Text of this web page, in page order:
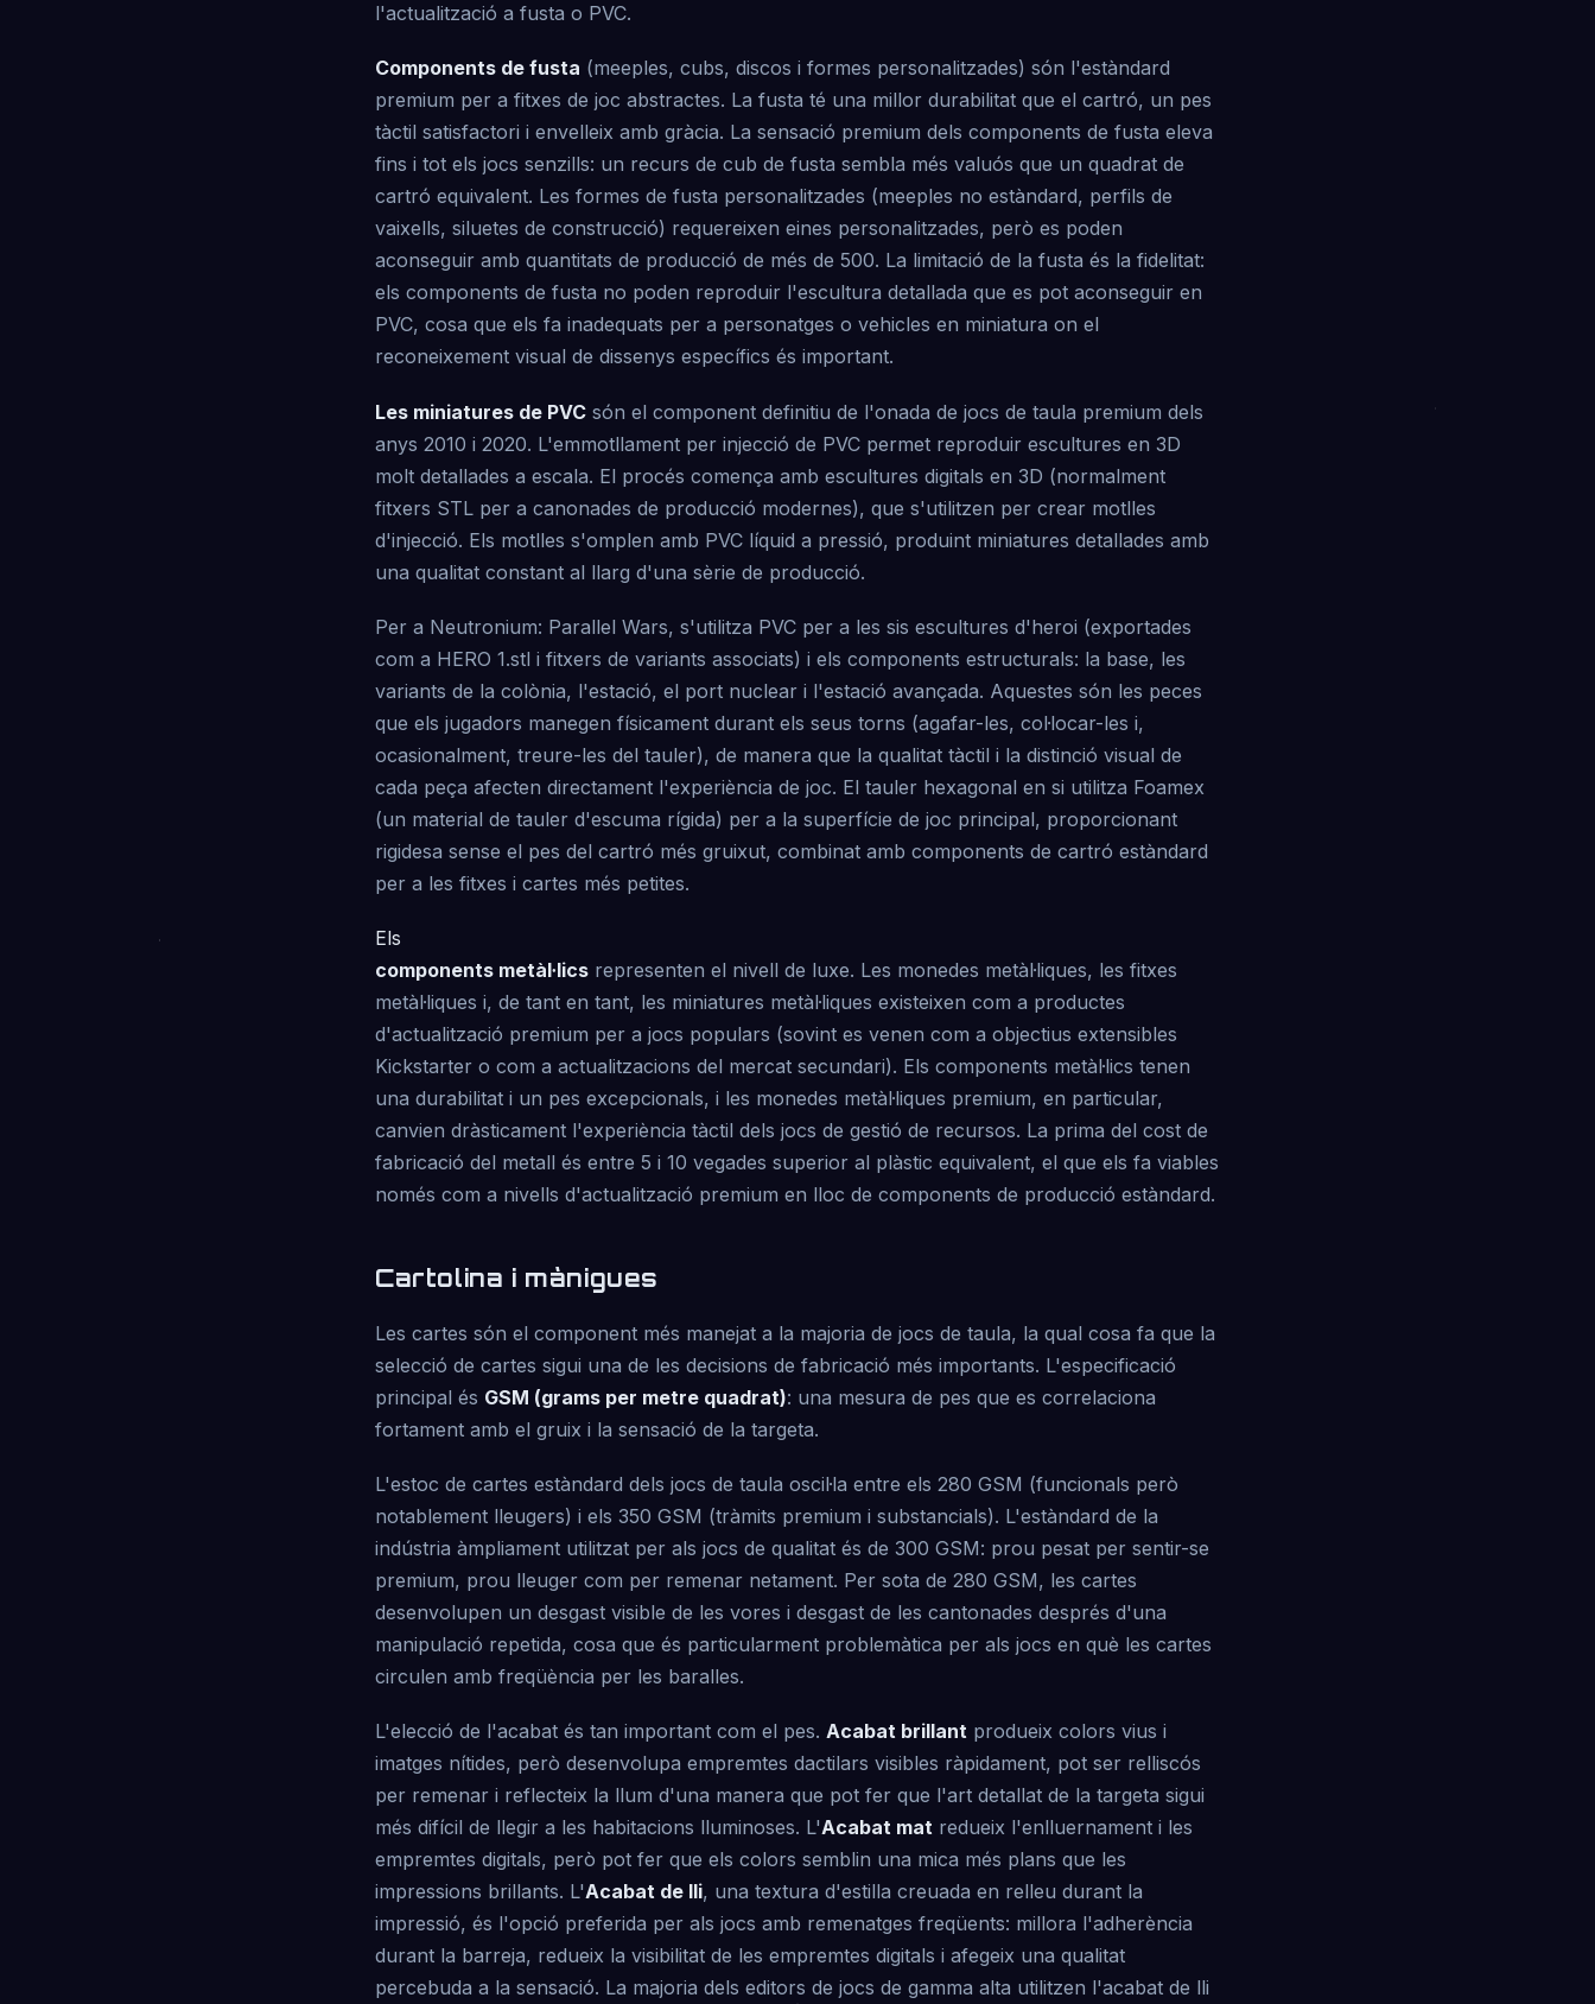
l'actualització a fusta o PVC.
Components de fusta (meeples, cubs, discos i formes personalitzades) són l'estàndard
premium per a fitxes de joc abstractes. La fusta té una millor durabilitat que el cartró, un pes
tàctil satisfactori i envelleix amb gràcia. La sensació premium dels components de fusta eleva
fins i tot els jocs senzills: un recurs de cub de fusta sembla més valuós que un quadrat de
cartró equivalent. Les formes de fusta personalitzades (meeples no estàndard, perfils de
vaixells, siluetes de construcció) requereixen eines personalitzades, però es poden
aconseguir amb quantitats de producció de més de 500. La limitació de la fusta és la fidelitat:
els components de fusta no poden reproduir l'escultura detallada que es pot aconseguir en
PVC, cosa que els fa inadequats per a personatges o vehicles en miniatura on el
reconeixement visual de dissenys específics és important.
Les miniatures de PVC són el component definitiu de l'onada de jocs de taula premium dels
anys 2010 i 2020. L'emmotllament per injecció de PVC permet reproduir escultures en 3D
molt detallades a escala. El procés comença amb escultures digitals en 3D (normalment
fitxers STL per a canonades de producció modernes), que s'utilitzen per crear motlles
d'injecció. Els motlles s'omplen amb PVC líquid a pressió, produint miniatures detallades amb
una qualitat constant al llarg d'una sèrie de producció.
Per a Neutronium: Parallel Wars, s'utilitza PVC per a les sis escultures d'heroi (exportades
com a HERO 1.stl i fitxers de variants associats) i els components estructurals: la base, les
variants de la colònia, l'estació, el port nuclear i l'estació avançada. Aquestes són les peces
que els jugadors manegen físicament durant els seus torns (agafar-les, col·locar-les i,
ocasionalment, treure-les del tauler), de manera que la qualitat tàctil i la distinció visual de
cada peça afecten directament l'experiència de joc. El tauler hexagonal en si utilitza Foamex
(un material de tauler d'escuma rígida) per a la superfície de joc principal, proporcionant
rigidesa sense el pes del cartró més gruixut, combinat amb components de cartró estàndard
per a les fitxes i cartes més petites.
Els
components metàl·lics representen el nivell de luxe. Les monedes metàl·liques, les fitxes
metàl·liques i, de tant en tant, les miniatures metàl·liques existeixen com a productes
d'actualització premium per a jocs populars (sovint es venen com a objectius extensibles
Kickstarter o com a actualitzacions del mercat secundari). Els components metàl·lics tenen
una durabilitat i un pes excepcionals, i les monedes metàl·liques premium, en particular,
canvien dràsticament l'experiència tàctil dels jocs de gestió de recursos. La prima del cost de
fabricació del metall és entre 5 i 10 vegades superior al plàstic equivalent, el que els fa viables
només com a nivells d'actualització premium en lloc de components de producció estàndard.
Cartolina i mànigues
Les cartes són el component més manejat a la majoria de jocs de taula, la qual cosa fa que la
selecció de cartes sigui una de les decisions de fabricació més importants. L'especificació
principal és GSM (grams per metre quadrat): una mesura de pes que es correlaciona
fortament amb el gruix i la sensació de la targeta.
L'estoc de cartes estàndard dels jocs de taula oscil·la entre els 280 GSM (funcionals però
notablement lleugers) i els 350 GSM (tràmits premium i substancials). L'estàndard de la
indústria àmpliament utilitzat per als jocs de qualitat és de 300 GSM: prou pesat per sentir-se
premium, prou lleuger com per remenar netament. Per sota de 280 GSM, les cartes
desenvolupen un desgast visible de les vores i desgast de les cantonades després d'una
manipulació repetida, cosa que és particularment problemàtica per als jocs en què les cartes
circulen amb freqüència per les baralles.
L'elecció de l'acabat és tan important com el pes. Acabat brillant produeix colors vius i
imatges nítides, però desenvolupa empremtes dactilars visibles ràpidament, pot ser relliscós
per remenar i reflecteix la llum d'una manera que pot fer que l'art detallat de la targeta sigui
més difícil de llegir a les habitacions lluminoses. L'Acabat mat redueix l'enlluernament i les
empremtes digitals, però pot fer que els colors semblin una mica més plans que les
impressions brillants. L'Acabat de lli, una textura d'estilla creuada en relleu durant la
impressió, és l'opció preferida per als jocs amb remenatges freqüents: millora l'adherència
durant la barreja, redueix la visibilitat de les empremtes digitals i afegeix una qualitat
percebuda a la sensació. La majoria dels editors de jocs de gamma alta utilitzen l'acabat de lli